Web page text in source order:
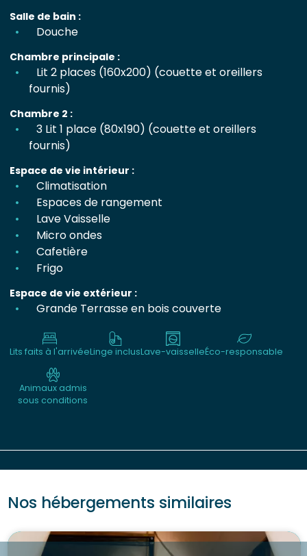
Salle de bain :
Douche
Chambre principale :
Lit 2 places (160x200) (couette et oreillers
fournis)
Chambre 2 :
3 Lit 1 place (80x190) (couette et oreillers
fournis)
Espace de vie intérieur :
Climatisation
Espaces de rangement
Lave Vaisselle
Micro ondes
Cafetière
Frigo
Espace de vie extérieur :
Grande Terrasse en bois couverte
Lits faits à l'arrivéeLinge inclusLave-vaisselleÉco-responsable
Animaux admis
sous conditions
Nos hébergements similaires